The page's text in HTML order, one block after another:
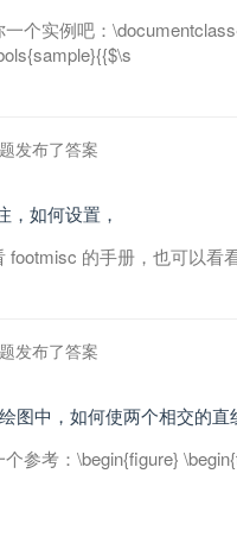
一个实例吧：
发布了答案
，如何设置，
footmisc 的手册，也可以看
发布了答案
图中，如何使两个相交的直
个参考：\begin{figure}